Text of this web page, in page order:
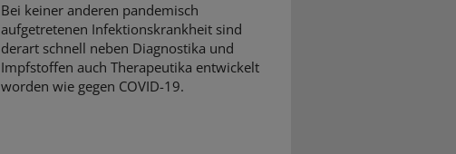
Bei keiner anderen pandemisch
aufgetretenen Infektionskrankheit sind
derart schnell neben Diagnostika und
Impfstoffen auch Therapeutika entwickelt
worden wie gegen COVID-19.